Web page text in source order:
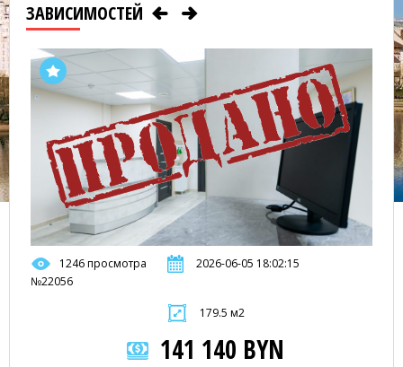
ЗАВИСИМОСТЕЙ
1246 просмотра
2026-06-05 18:02:15
№22056
179.5 м2
141 140 BYN